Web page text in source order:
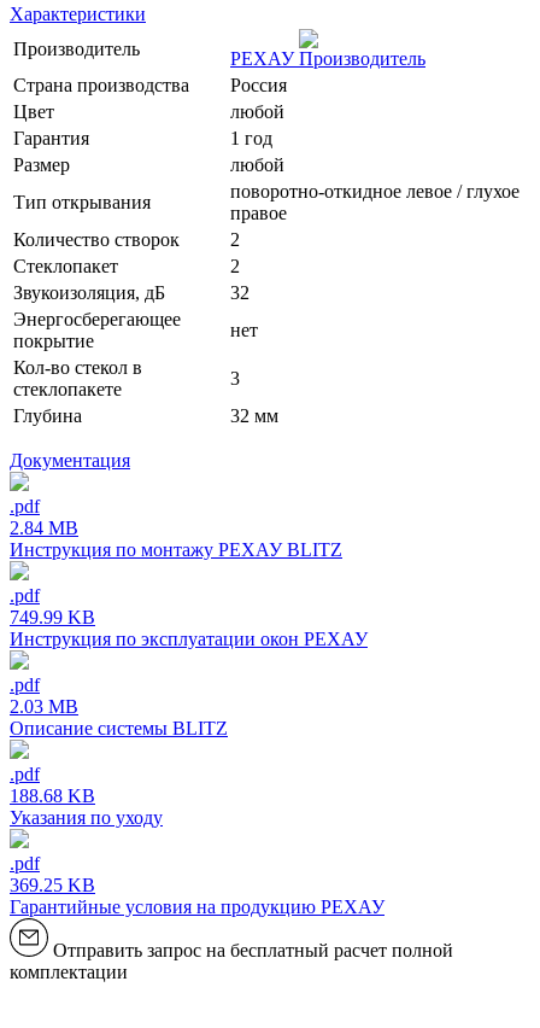
Характеристики
Производитель
РЕХАУ
Страна производства
Россия
Цвет
любой
Гарантия
1 год
Размер
любой
Тип открывания
поворотно-откидное левое / глухое
правое
Количество створок
2
Стеклопакет
2
Звукоизоляция, дБ
32
Энергосберегающее
покрытие
нет
Кол-во стекол в
стеклопакете
3
Глубина
32 мм
Документация
.pdf
2.84 MB
Инструкция по монтажу РЕХАУ BLITZ
.pdf
749.99 KB
Инструкция по эксплуатации окон РЕХАУ
.pdf
2.03 MB
Описание системы BLITZ
.pdf
188.68 KB
Указания по уходу
.pdf
369.25 KB
Гарантийные условия на продукцию РЕХАУ
Отправить запрос на бесплатный расчет полной
комплектации